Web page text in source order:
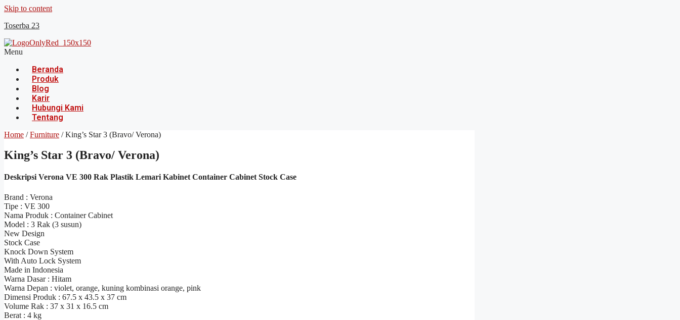
Skip to content
Toserba 23
Menu
Beranda
Produk
Blog
Karir
Hubungi Kami
Tentang
Home /Furniture / King’s Star 3 (Bravo/ Verona)
King’s Star 3 (Bravo/ Verona)
Deskripsi Verona VE 300 Rak Plastik Lemari Kabinet Container Cabinet Stock Case
Brand : Verona
Tipe : VE 300
Nama Produk : Container Cabinet
Model : 3 Rak (3 susun)
New Design
Stock Case
Knock Down System
With Auto Lock System
Made in Indonesia
Warna Dasar : Hitam
Warna Depan : violet, orange, kuning kombinasi orange, pink
Dimensi Produk : 67.5 x 43.5 x 37 cm
Volume Rak : 37 x 31 x 16.5 cm
Berat : 4 kg